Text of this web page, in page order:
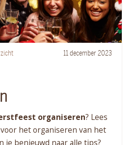
11 december 2023
organiseren? Lees
het organiseren van het
je benieuwd naar alle tips?